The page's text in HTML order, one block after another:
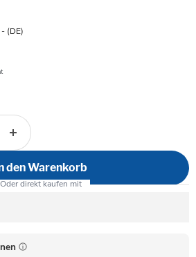
- (DE)
den Warenkorb